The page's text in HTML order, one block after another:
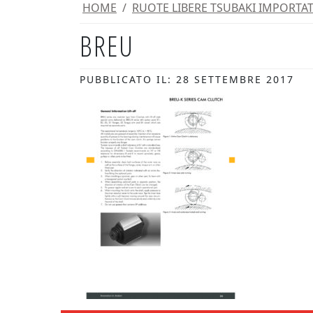
HOME / RUOTE LIBERE TSUBAKI
BREU
PUBBLICATO IL: 28 SETTEMBRE 2017